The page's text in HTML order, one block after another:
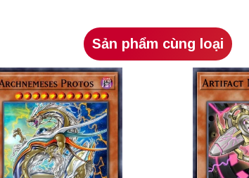
Sản phẩm cùng loại